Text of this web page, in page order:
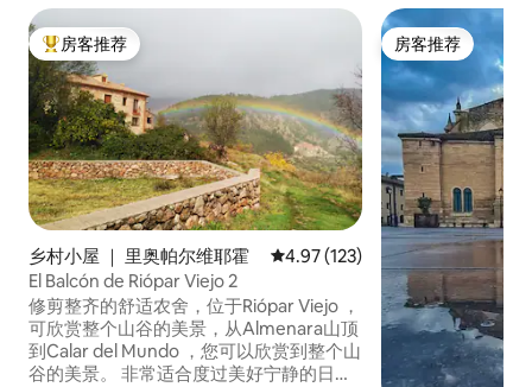
热门「房客推荐」
房客推荐
乡村小屋 ｜ 里奥帕尔维耶霍 平均评分 4.97 分（满分 5 分），
4.97 (123)
El Balcón de Riópar Viejo 2
修剪整齐的舒适农舍，位于Riópar Viejo ，
可欣赏整个山谷的美景，从Almenara山顶
到Calar del Mundo ，您可以欣赏到整个山
谷的美景。 非常适合度过美好宁静的日
房客推荐
房客推荐